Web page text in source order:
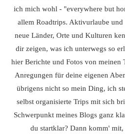
ich mich wohl - "everywhere but
allem Roadtrips. Aktivurlaube und
neue Länder, Orte und Kulturen
dir zeigen, was ich unterwegs so
hier Berichte und Fotos von
Anregungen für deine eigenen
übrigens nicht so mein Ding, ich
selbst organisierte Trips mit sich
Schwerpunkt meines Blogs ganz
du startklar? Dann komm'